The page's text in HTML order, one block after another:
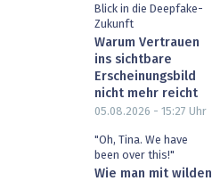
Blick in die Deepfake-
Zukunft
Warum Vertrauen
ins sichtbare
Erscheinungsbild
nicht mehr reicht
05.08.2026 - 15:27 Uhr
"Oh, Tina. We have
been over this!"
Wie man mit wilden